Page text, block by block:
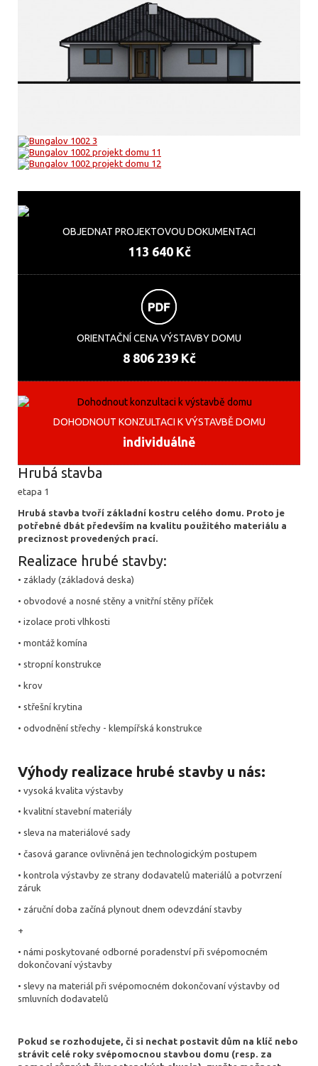
OBJEDNAT PROJEKTOVOU DOKUMENTACI
113 640 Kč
ORIENTAČNÍ CENA VÝSTAVBY DOMU
8 806 239 Kč
DOHODNOUT KONZULTACI K VÝSTAVBĚ DOMU
individuálně
Hrubá stavba
etapa 1
Hrubá stavba tvoří základní kostru celého domu. Proto je
potřebné dbát především na kvalitu použitého materiálu a
preciznost provedených prací.
Realizace hrubé stavby:
• základy (základová deska)
• obvodové a nosné stěny a vnitřní stěny příček
• izolace proti vlhkosti
• montáž komína
• stropní konstrukce
• krov
• střešní krytina
• odvodnění střechy - klempířská konstrukce
Výhody realizace hrubé stavby u nás:
• vysoká kvalita výstavby
• kvalitní stavební materiály
• sleva na materiálové sady
• časová garance ovlivněná jen technologickým postupem
• kontrola výstavby ze strany dodavatelů materiálů a potvrzení
záruk
• záruční doba začíná plynout dnem odevzdání stavby
+
• námi poskytované odborné poradenství při svépomocném
dokončovaní výstavby
• slevy na materiál při svépomocném dokončovaní výstavby od
smluvních dodavatelů
Pokud se rozhodujete, či si nechat postavit dům na klíč nebo
strávit celé roky svépomocnou stavbou domu (resp. za